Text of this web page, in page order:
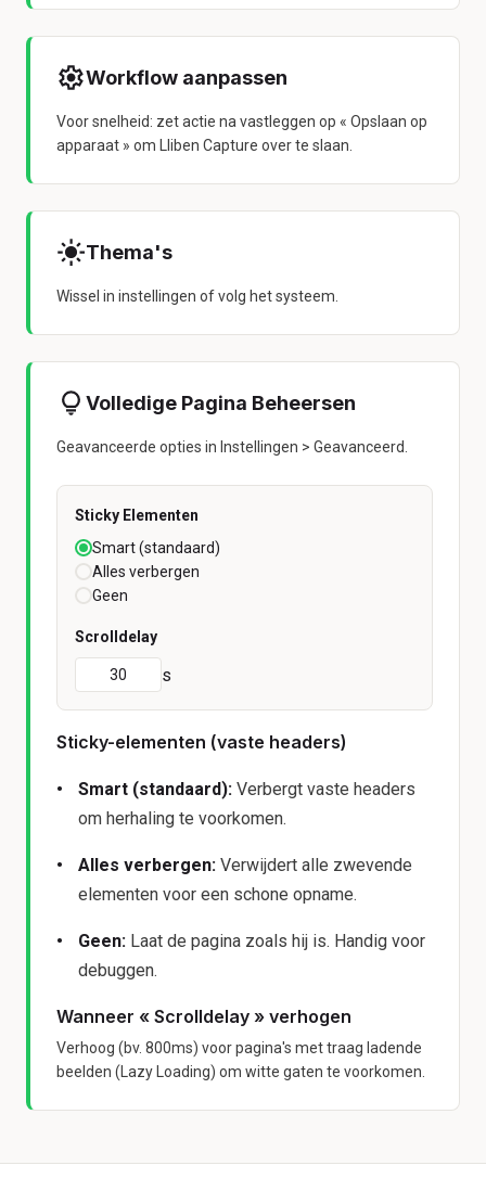
Workflow aanpassen
Voor snelheid: zet actie na vastleggen op « Opslaan op
apparaat » om Lliben Capture over te slaan.
Thema's
Wissel in instellingen of volg het systeem.
Volledige Pagina Beheersen
Geavanceerde opties in Instellingen > Geavanceerd.
Sticky Elementen
Smart (standaard)
Alles verbergen
Geen
Scrolldelay
30 s
Sticky-elementen (vaste headers)
Smart (standaard): Verbergt vaste headers
om herhaling te voorkomen.
Alles verbergen: Verwijdert alle zwevende
elementen voor een schone opname.
Geen: Laat de pagina zoals hij is. Handig voor
debuggen.
Wanneer « Scrolldelay » verhogen
Verhoog (bv. 800ms) voor pagina's met traag ladende
beelden (Lazy Loading) om witte gaten te voorkomen.